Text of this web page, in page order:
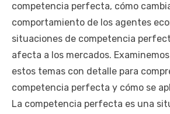
competencia perfecta, cómo
comportamiento de los agentes
situaciones de competencia
afecta a los mercados.
estos temas con detalle para
competencia perfecta y cómo se
La competencia perfecta es una